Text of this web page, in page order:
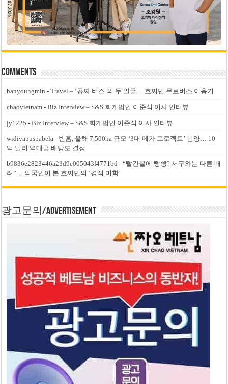
Comments
hanyoungmin -Travel – ‘공짜 버스’의 두 얼굴… 호찌민 무료버스 이용기
chaovietnam -Biz Interview – S&S 회계법인 이준석 이사 인터뷰
jy1225 -Biz Interview – S&S 회계법인 이준석 이사 인터뷰
widiyapuspabela - 빈홈, 올해 7,500ha 규모 ‘3대 메가 프로젝트’ 분양… 10
억 달러 역대급 배당도 결정
b9836e2823446a23d9e005043f4771bd -“빨간불에 빵빵? 서구와는 다른 배
려”… 외국인이 본 호찌민의 ‘경적 미학’
광고문의/Advertisement